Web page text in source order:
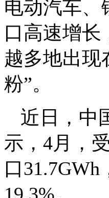
电动汽车、
口高速增
越多地出现
粉”。
近日，中
示，4月，
口